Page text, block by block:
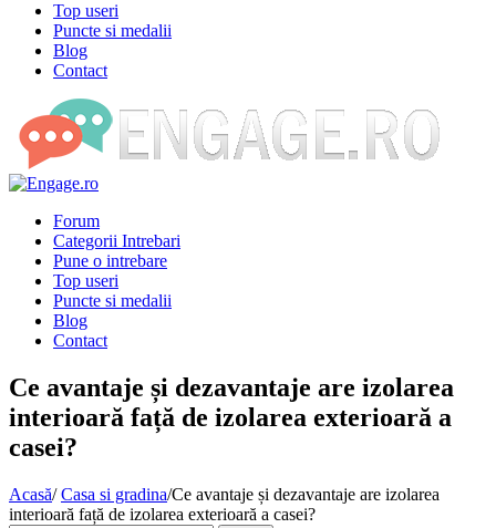
Top useri
Puncte si medalii
Blog
Contact
Forum
Categorii Intrebari
Pune o intrebare
Top useri
Puncte si medalii
Blog
Contact
Ce avantaje și dezavantaje are izolarea
interioară față de izolarea exterioară a
casei?
Acasă/ Casa si gradina/Ce avantaje și dezavantaje are izolarea
interioară față de izolarea exterioară a casei?